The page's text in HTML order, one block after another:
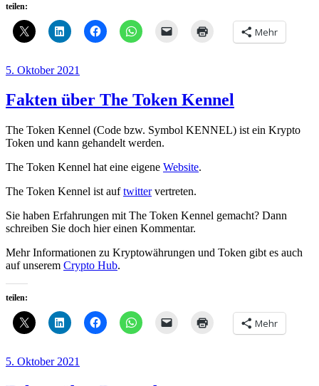
teilen:
Mehr
Veröffentlicht
5. Oktober 2021
Fakten über The Token Kennel
The Token Kennel (Code bzw. Symbol KENNEL) ist ein Krypto
Token und kann gehandelt werden.
The Token Kennel hat eine eigene Website.
The Token Kennel ist auftwittervertreten.
Sie haben Erfahrungen mit The Token Kennel gemacht? Dann
schreiben Sie doch hier einen Kommentar.
Mehr Informationen zu Kryptowährungen und Token gibt es auch
auf unserem Crypto Hub.
teilen:
Mehr
Veröffentlicht
5. Oktober 2021